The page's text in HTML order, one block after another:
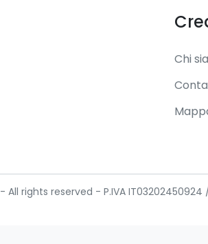
Chi
- All rights reserved - P.IVA IT03202450924